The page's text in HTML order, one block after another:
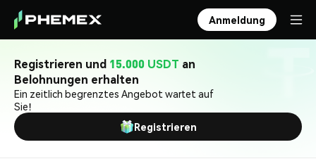
Anmeldung
Registrieren und 15.000 USDT an
Belohnungen erhalten
Ein zeitlich begrenztes Angebot wartet auf
Sie!
Registrieren